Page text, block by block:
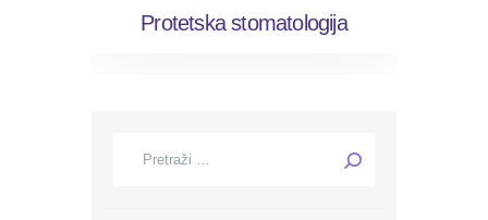
Protetska stomatologija